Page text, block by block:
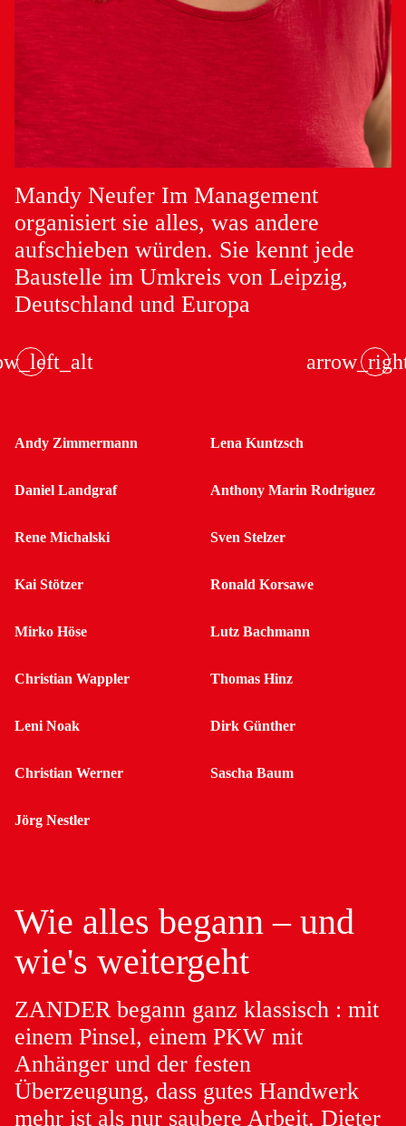
Mandy Neufer Im Management
organisiert sie alles, was andere
aufschieben würden. Sie kennt jede
Baustelle im Umkreis von Leipzig,
Deutschland und Europa
Andy Zimmermann Lena Kuntzsch
Daniel Landgraf Anthony Marin Rodriguez
Rene Michalski Sven Stelzer
Kai Stötzer Ronald Korsawe
Mirko Höse Lutz Bachmann
Christian Wappler Thomas Hinz
Leni Noak Dirk Günther
Christian Werner Sascha Baum
Jörg Nestler
Wie alles begann – und
wie's weitergeht
ZANDER begann ganz klassisch : mit
einem Pinsel, einem PKW mit
Anhänger und der festen
Überzeugung, dass gutes Handwerk
mehr ist als nur saubere Arbeit. Dieter